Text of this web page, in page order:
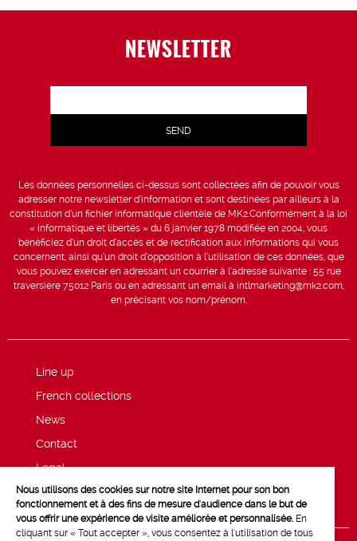
NEWSLETTER
Les données personnelles ci-dessus sont collectées afin de pouvoir vous
adresser notre newsletter d’information et sont destinées par ailleurs à la
constitution d’un fichier informatique clientèle de MK2.Conformément à la loi
« informatique et libertés » du 6 janvier 1978 modifiée en 2004, vous
bénéficiez d’un droit d’accès et de rectification aux informations qui vous
concernent, ainsi qu’un droit d’opposition à l’utilisation de ces données, que
vous pouvez exercer en adressant un courrier à l’adresse suivante : 55 rue
traversière 75012 Paris ou en adressant un email à intlmarketing@mk2.com,
en précisant vos nom/prénom.
Line up
French collections
News
Contact
Legal
Privacy and cookie policy
Nous utilisons des cookies sur notre site Internet pour son bon
fonctionnement et à des fins de mesure d'audience dans le but de
vous offrir une expérience de visite améliorée et personnalisée. En
cliquant sur « Tout accepter », vous consentez à l'utilisation de tous